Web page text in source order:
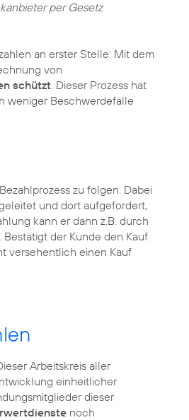
per Gesetz
an erster Stelle: Mit dem
von
schützt. Dieser Prozess hat
weniger Beschwerdefälle
zu folgen. Dabei
und dort aufgefordert,
kann er dann z.B. durch
der Kunde den Kauf
versehentlich einen Kauf
Arbeitskreis aller
einheitlicher
dieser
noch